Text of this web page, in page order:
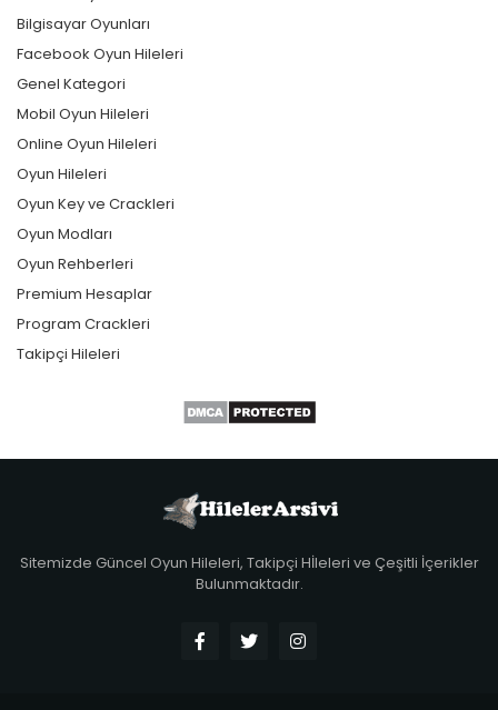
Bilgisayar Oyunları
Facebook Oyun Hileleri
Genel Kategori
Mobil Oyun Hileleri
Online Oyun Hileleri
Oyun Hileleri
Oyun Key ve Crackleri
Oyun Modları
Oyun Rehberleri
Premium Hesaplar
Program Crackleri
Takipçi Hileleri
Sitemizde Güncel Oyun Hileleri, Takipçi Hİleleri ve Çeşitli İçerikler
Bulunmaktadır.